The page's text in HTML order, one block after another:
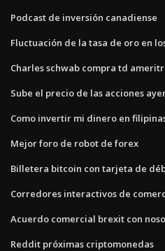
Podcast de inversión canadiense
Fluctuación de la tasa de oro en
Charles schwab compra td
Sube el precio de las acciones
Como invertir mi dinero en
Mejor foro de robot de forex
Billetera bitcoin con tarjeta de
Corredores interactivos de
Acuerdo comercial brexit con
Reddit próximas criptomonedas